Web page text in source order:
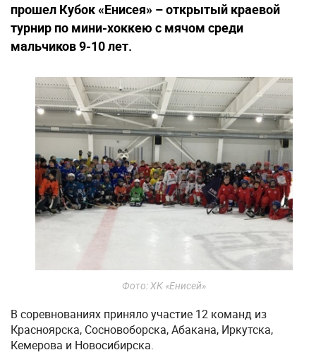
прошел Кубок «Енисея» – открытый краевой
турнир по мини-хоккею с мячом среди
мальчиков 9-10 лет.
Фото: ХК «Енисей»
В соревнованиях приняло участие 12 команд из
Красноярска, Сосновоборска, Абакана, Иркутска,
Кемерова и Новосибирска.